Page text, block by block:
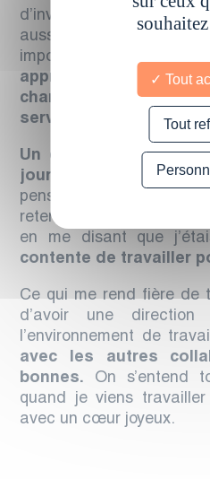
d’investissement,
aussi, malgré
important.
Pendant
appris énormément
chance de
services.
Un de mes meilleurs
jour où j’ai eu mon
pensais que ma
retenue et le lendemain
en me disant que
contente de travailler
Ce qui me rend fière de
d’avoir une
l’environnement de
avec les autres
bonnes. On s’entend
quand je viens
avec un cœur joyeux.
Tout
Tout